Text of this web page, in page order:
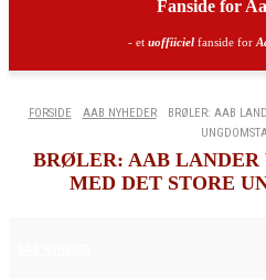
Fanside for
- et uoffiiciel fanside for
FORSIDE AAB NYHEDER
BRØLER: AAB
BRØLER: AAB
MED DET STORE